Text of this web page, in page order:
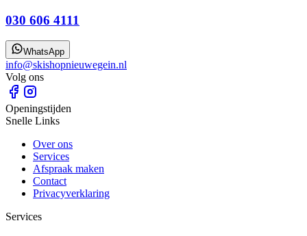
030 606 4111
WhatsApp
info@skishopnieuwegein.nl
Volg ons
Openingstijden
Snelle Links
Over ons
Services
Afspraak maken
Contact
Privacyverklaring
Services